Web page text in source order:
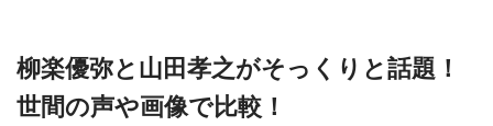
柳楽優弥と山田孝之がそっくりと話題！
世間の声や画像で比較！